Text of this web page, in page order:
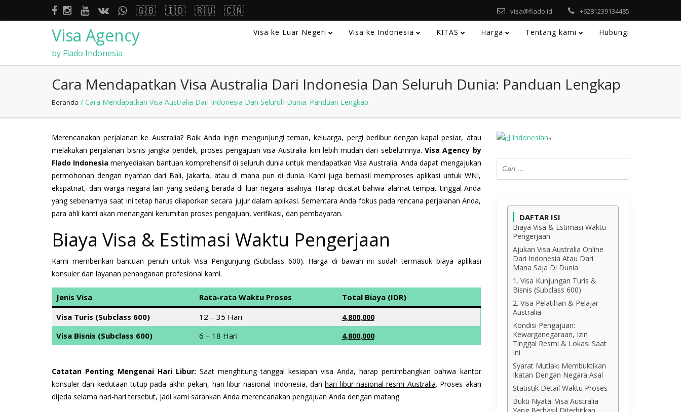
🇬🇧 🇮🇩 🇷🇺 🇨🇳 visa@flado.id +6281239134485
Visa Agency
by Flado Indonesia
Visa ke Luar Negeri Visa ke Indonesia KITAS Harga Tentang kami Hubungi
Cara Mendapatkan Visa Australia Dari Indonesia Dan Seluruh Dunia: Panduan Lengkap
Beranda / Cara Mendapatkan Visa Australia Dari Indonesia Dan Seluruh Dunia: Panduan Lengkap
Merencanakan perjalanan ke Australia? Baik Anda ingin mengunjungi teman, keluarga, pergi berlibur dengan kapal pesiar, atau
melakukan perjalanan bisnis jangka pendek, proses pengajuan visa Australia kini lebih mudah dari sebelumnya. Visa Agency by
Flado Indonesia menyediakan bantuan komprehensif di seluruh dunia untuk mendapatkan Visa Australia. Anda dapat mengajukan
permohonan dengan nyaman dari Bali, Jakarta, atau di mana pun di dunia. Kami juga berhasil memproses aplikasi untuk WNI,
ekspatriat, dan warga negara lain yang sedang berada di luar negara asalnya. Harap dicatat bahwa alamat tempat tinggal Anda
yang sebenarnya saat ini tetap harus dilaporkan secara jujur dalam aplikasi. Sementara Anda fokus pada rencana perjalanan Anda,
para ahli kami akan menangani kerumitan proses pengajuan, verifikasi, dan pembayaran.
Biaya Visa & Estimasi Waktu Pengerjaan
Kami memberikan bantuan penuh untuk Visa Pengunjung (Subclass 600). Harga di bawah ini sudah termasuk biaya aplikasi
konsuler dan layanan penanganan profesional kami.
Jenis Visa Rata-rata Waktu Proses
Total Biaya (IDR)
Visa Turis (Subclass 600)
12 – 35 Hari 4,800,000
Visa Bisnis (Subclass 600) 6 – 18 Hari 4,800,000
Catatan Penting Mengenai Hari Libur: Saat menghitung tanggal kesiapan visa Anda, harap pertimbangkan bahwa kantor
konsuler dan kedutaan tutup pada akhir pekan, hari libur nasional Indonesia, danhari libur nasional resmi Australia. Proses akan
dijeda selama hari-hari tersebut, jadi kami sarankan Anda merencanakan pengajuan Anda dengan matang.
Indonesian ▼
DAFTAR ISI
Biaya Visa & Estimasi Waktu
Pengerjaan
Ajukan Visa Australia Online
Dari Indonesia Atau Dari
Mana Saja Di Dunia
1. Visa Kunjungan Turis &
Bisnis (Subclass 600)
2. Visa Pelatihan & Pelajar
Australia
Kondisi Pengajuan:
Kewarganegaraan, Izin
Tinggal Resmi & Lokasi Saat
Ini
Syarat Mutlak: Membuktikan
Ikatan Dengan Negara Asal
Statistik Detail Waktu Proses
Bukti Nyata: Visa Australia